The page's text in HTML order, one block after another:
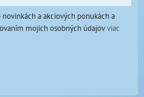
a akciových ponukách a
mojich osobných údajovviac